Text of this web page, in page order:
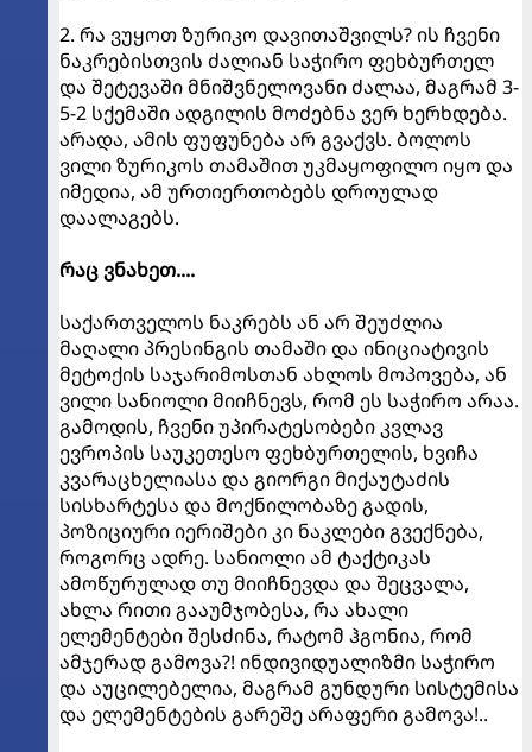
2. რა ვუყოთ ზურიკო დავითაშვილს? ის ჩვენი
ნაკრებისთვის ძალიან საჭირო ფეხბურთელ
და შეტევაში მნიშვნელოვანი ძალაა, მაგრამ 3-
5-2 სქემაში ადგილის მოძებნა ვერ ხერხდება.
არადა, ამის ფუფუნება არ გვაქვს. ბოლოს
ვილი ზურიკოს თამაშით უკმაყოფილო იყო და
იმედია, ამ ურთიერთობებს დროულად
დაალაგებს.
რაც ვნახეთ....
საქართველოს ნაკრებს ან არ შეუძლია
მაღალი პრესინგის თამაში და ინიციატივის
მეტოქის საჯარიმოსთან ახლოს მოპოვება, ან
ვილი სანიოლი მიიჩნევს, რომ ეს საჭირო არაა.
გამოდის, ჩვენი უპირატესობები კვლავ
ევროპის საუკეთესო ფეხბურთელის, ხვიჩა
კვარაცხელიასა და გიორგი მიქაუტაძის
სისხარტესა და მოქნილობაზე გადის,
პოზიციური იერიშები კი ნაკლები გვექნება,
როგორც ადრე. სანიოლი ამ ტაქტიკას
ამოწურულად თუ მიიჩნევდა და შეცვალა,
ახლა რითი გააუმჯობესა, რა ახალი
ელემენტები შესძინა, რატომ ჰგონია, რომ
ამჯერად გამოვა?! ინდივიდუალიზმი საჭირო
და აუცილებელია, მაგრამ გუნდური სისტემისა
და ელემენტების გარეშე არაფერი გამოვა!..